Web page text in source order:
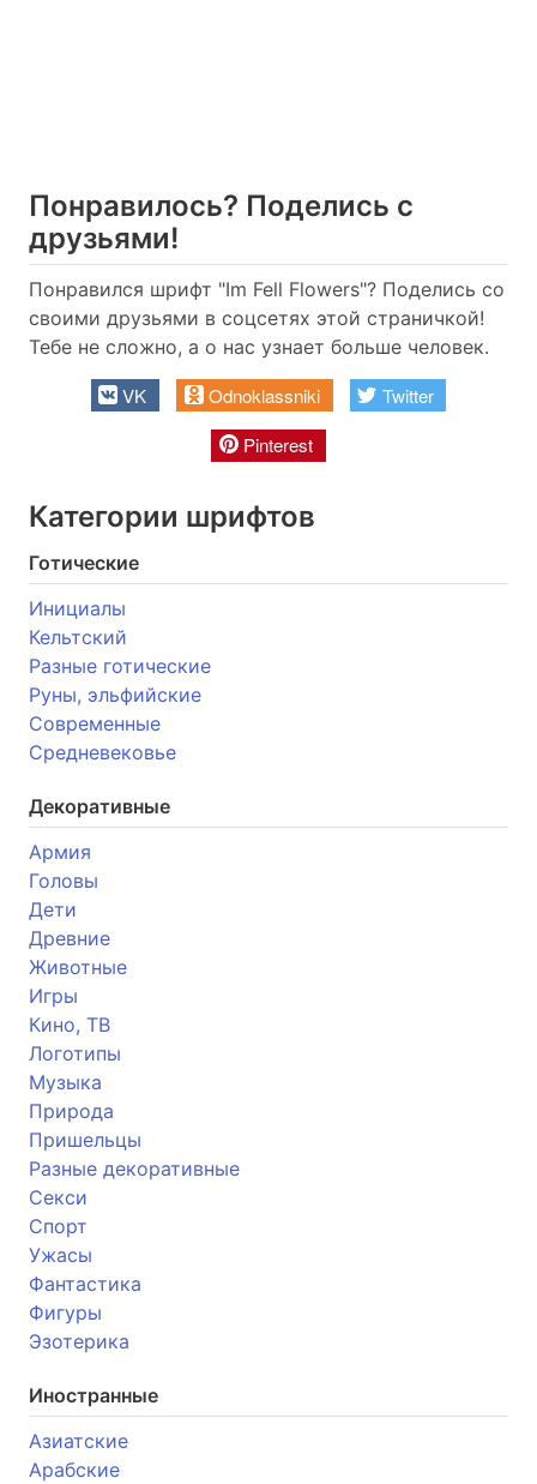
Понравилось? Поделись с
друзьями!
Понравился шрифт "Im Fell Flowers"? Поделись со
своими друзьями в соцсетях этой страничкой!
Тебе не сложно, а о нас узнает больше человек.
VK Odnoklassniki
Twitter
Pinterest
Категории шрифтов
Готические
Инициалы
Кельтский
Разные готические
Руны, эльфийские
Современные
Средневековье
Декоративные
Армия
Головы
Дети
Древние
Животные
Игры
Кино, ТВ
Логотипы
Музыка
Природа
Пришельцы
Разные декоративные
Секси
Спорт
Ужасы
Фантастика
Фигуры
Эзотерика
Иностранные
Азиатские
Арабские